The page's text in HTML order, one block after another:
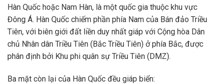
Hàn Quốc hoặc Nam Hàn, là một quốc gia thuộc khu vực
Đông Á. Hàn Quốc chiếm phần phía Nam của Bán đảo Triều
Tiên, với biên giới đất liền duy nhất giáp với Cộng hòa Dân
chủ Nhân dân Triều Tiên (Bắc Triều Tiên) ở phía Bắc, được
phân định bởi Khu phi quân sự Triều Tiên (DMZ).
Ba mặt còn lại của Hàn Quốc đều giáp biển: